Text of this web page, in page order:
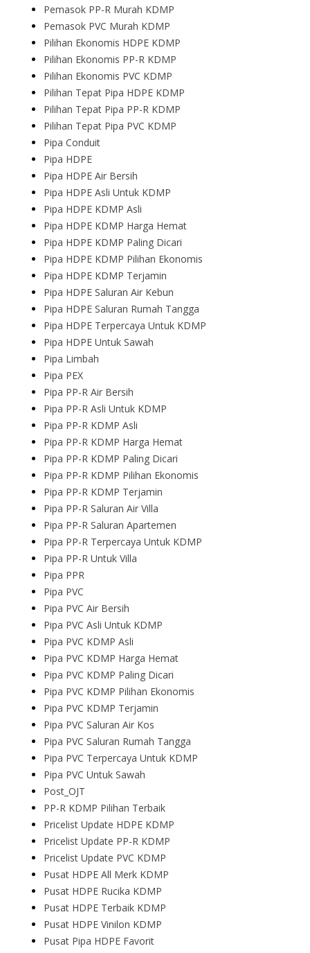
Pemasok PP-R Murah KDMP
Pemasok PVC Murah KDMP
Pilihan Ekonomis HDPE KDMP
Pilihan Ekonomis PP-R KDMP
Pilihan Ekonomis PVC KDMP
Pilihan Tepat Pipa HDPE KDMP
Pilihan Tepat Pipa PP-R KDMP
Pilihan Tepat Pipa PVC KDMP
Pipa Conduit
Pipa HDPE
Pipa HDPE Air Bersih
Pipa HDPE Asli Untuk KDMP
Pipa HDPE KDMP Asli
Pipa HDPE KDMP Harga Hemat
Pipa HDPE KDMP Paling Dicari
Pipa HDPE KDMP Pilihan Ekonomis
Pipa HDPE KDMP Terjamin
Pipa HDPE Saluran Air Kebun
Pipa HDPE Saluran Rumah Tangga
Pipa HDPE Terpercaya Untuk KDMP
Pipa HDPE Untuk Sawah
Pipa Limbah
Pipa PEX
Pipa PP-R Air Bersih
Pipa PP-R Asli Untuk KDMP
Pipa PP-R KDMP Asli
Pipa PP-R KDMP Harga Hemat
Pipa PP-R KDMP Paling Dicari
Pipa PP-R KDMP Pilihan Ekonomis
Pipa PP-R KDMP Terjamin
Pipa PP-R Saluran Air Villa
Pipa PP-R Saluran Apartemen
Pipa PP-R Terpercaya Untuk KDMP
Pipa PP-R Untuk Villa
Pipa PPR
Pipa PVC
Pipa PVC Air Bersih
Pipa PVC Asli Untuk KDMP
Pipa PVC KDMP Asli
Pipa PVC KDMP Harga Hemat
Pipa PVC KDMP Paling Dicari
Pipa PVC KDMP Pilihan Ekonomis
Pipa PVC KDMP Terjamin
Pipa PVC Saluran Air Kos
Pipa PVC Saluran Rumah Tangga
Pipa PVC Terpercaya Untuk KDMP
Pipa PVC Untuk Sawah
Post_OJT
PP-R KDMP Pilihan Terbaik
Pricelist Update HDPE KDMP
Pricelist Update PP-R KDMP
Pricelist Update PVC KDMP
Pusat HDPE All Merk KDMP
Pusat HDPE Rucika KDMP
Pusat HDPE Terbaik KDMP
Pusat HDPE Vinilon KDMP
Pusat Pipa HDPE Favorit